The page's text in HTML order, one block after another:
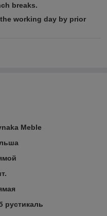
breaks.
working day by prior
Meble
рустикаль